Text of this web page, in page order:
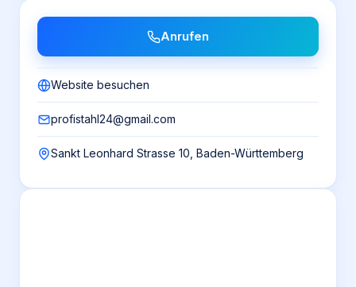
Anrufen
Website besuchen
profistahl24@gmail.com
Sankt Leonhard Strasse 10, Baden-Württemberg